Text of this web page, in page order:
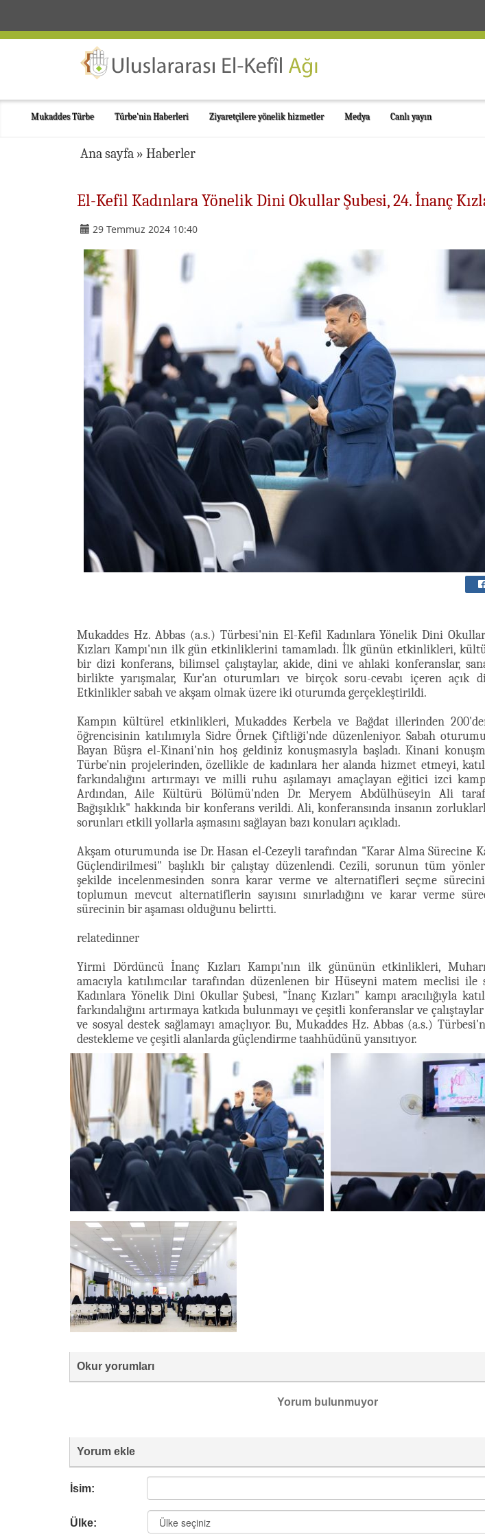
Mukaddes Türbe Türbe'nin Haberleri Ziyaretçilere yönelik hizmetler Medya Canlı yayın
Ana sayfa » Haberler
El-Kefil Kadınlara Yönelik Dini Okullar Şubesi, 24. İnanç
29 Temmuz 2024 10:40
Mukaddes Hz. Abbas (a.s.) Türbesi'nin El-Kefil Kadınlara Yönelik Dini
Kızları Kampı'nın ilk gün etkinliklerini tamamladı. İlk günün etkinlikleri,
bir dizi konferans, bilimsel çalıştaylar, akide, dini ve ahlaki konferanslar,
birlikte yarışmalar, Kur'an oturumları ve birçok soru-cevabı içeren açık
Etkinlikler sabah ve akşam olmak üzere iki oturumda gerçekleştirildi.
Kampın kültürel etkinlikleri, Mukaddes Kerbela ve Bağdat illerinden
öğrencisinin katılımıyla Sidre Örnek Çiftliği'nde düzenleniyor. Sabah
Bayan Büşra el-Kinani'nin hoş geldiniz konuşmasıyla başladı. Kinani
Türbe'nin projelerinden, özellikle de kadınlara her alanda hizmet etmeyi,
farkındalığını artırmayı ve milli ruhu aşılamayı amaçlayan eğitici izci
Ardından, Aile Kültürü Bölümü'nden Dr. Meryem Abdülhüseyin Ali
Bağışıklık" hakkında bir konferans verildi. Ali, konferansında insanın
sorunları etkili yollarla aşmasını sağlayan bazı konuları açıkladı.
Akşam oturumunda ise Dr. Hasan el-Cezeyli tarafından "Karar Alma Sürecine
Güçlendirilmesi" başlıklı bir çalıştay düzenlendi. Cezîli, sorunun tüm
şekilde incelenmesinden sonra karar verme ve alternatifleri seçme
toplumun mevcut alternatiflerin sayısını sınırladığını ve karar verme
sürecinin bir aşaması olduğunu belirtti.
relatedinner
Yirmi Dördüncü İnanç Kızları Kampı'nın ilk gününün etkinlikleri,
amacıyla katılımcılar tarafından düzenlenen bir Hüseyni matem meclisi
Kadınlara Yönelik Dini Okullar Şubesi, "İnanç Kızları" kampı aracılığıyla
farkındalığını artırmaya katkıda bulunmayı ve çeşitli konferanslar ve
ve sosyal destek sağlamayı amaçlıyor. Bu, Mukaddes Hz. Abbas (a.s.)
destekleme ve çeşitli alanlarda güçlendirme taahhüdünü yansıtıyor.
Okur yorumları
Yorum bulunmuyor
Yorum ekle
İsim:
Ülke: